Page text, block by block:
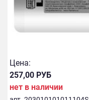
Цена:
257,00 РУБ
нет в наличии